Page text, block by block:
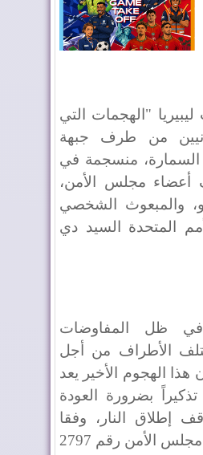
ليبيريا "الهجمات التي
من طرف جبهة
السمارة، منسجمة في
مجلس الأمن،
والمبعوث الشخصي
المتحدة السيد دي
ظل المفاوضات
الأطراف من أجل
هذا الهجوم الأخير يعد
بضرورة العودة
إطلاق النار، وفقا
لمقتضيات قرار مجلس الأمن رقم 2797